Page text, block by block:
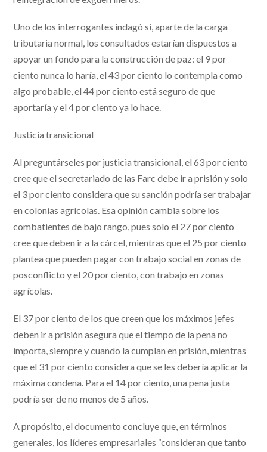
Uno de los interrogantes indagó si, aparte de la carga
tributaria normal, los consultados estarían dispuestos a
apoyar un fondo para la construcción de paz: el 9 por
ciento nunca lo haría, el 43 por ciento lo contempla como
algo probable, el 44 por ciento está seguro de que
aportaría y el 4 por ciento ya lo hace.
Justicia transicional
Al preguntárseles por justicia transicional, el 63 por ciento
cree que el secretariado de las Farc debe ir a prisión y solo
el 3 por ciento considera que su sanción podría ser trabajar
en colonias agrícolas. Esa opinión cambia sobre los
combatientes de bajo rango, pues solo el 27 por ciento
cree que deben ir a la cárcel, mientras que el 25 por ciento
plantea que pueden pagar con trabajo social en zonas de
posconflicto y el 20 por ciento, con trabajo en zonas
agrícolas.
El 37 por ciento de los que creen que los máximos jefes
deben ir a prisión asegura que el tiempo de la pena no
importa, siempre y cuando la cumplan en prisión, mientras
que el 31 por ciento considera que se les debería aplicar la
máxima condena. Para el 14 por ciento, una pena justa
podría ser de no menos de 5 años.
A propósito, el documento concluye que, en términos
generales, los líderes empresariales “consideran que tanto